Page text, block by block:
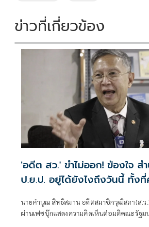
ข่าวที่เกี่ยวข้อง
'อดีต สว.' ขำไม่ออก! ข้องใจ ส
ป.ย.ป. อยู่ได้ยังไงถึงวันนี้ ทั้ง
นายคำนูณ สิทธิสมาน อดีตสมาชิกวุฒิสภา(ส.ว
ผ่านเฟซบุ๊กแสดงความคิดเห็นต่อมติคณะรัฐมน